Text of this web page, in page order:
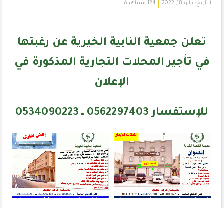
التاريخ: مايو 18, 2022 124 مشاهدة
تعلن جمعية النابية الخيرية عن رغبتها
في تأجير المحلات التجارية المذكورة في
الإعلان
للإستفسار 0562297403 ــ 0534090223